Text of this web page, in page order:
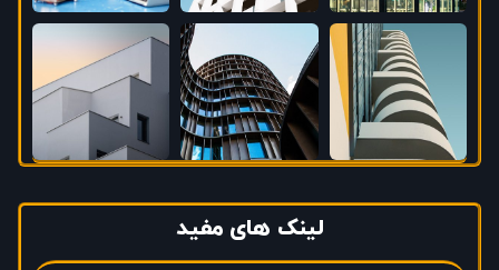
لینک های مفید